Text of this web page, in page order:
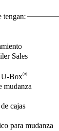
tengan:
Sales
U-Box®
mudanza
cajas
para mudanza